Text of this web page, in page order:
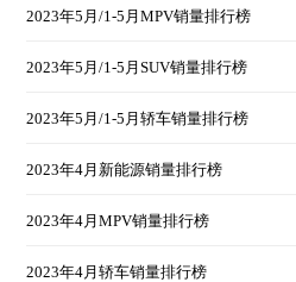
2023年5月/1-5月MPV销量排行榜
2023年5月/1-5月SUV销量排行榜
2023年5月/1-5月轿车销量排行榜
2023年4月新能源销量排行榜
2023年4月MPV销量排行榜
2023年4月轿车销量排行榜